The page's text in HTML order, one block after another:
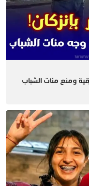
ومنع مئات الشباب